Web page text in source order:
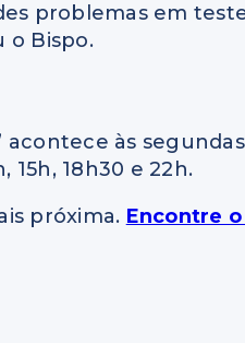
problemas em
o Bispo.
às
15h, 18h30 e 22h.
próxima. Encontre